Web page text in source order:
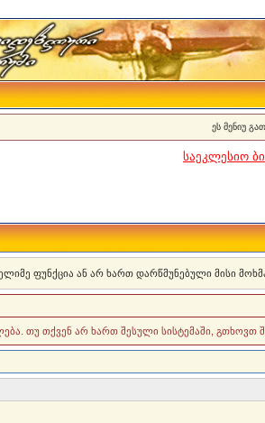
ეს მენიუ
საეკლესიო
ფუნქცია ან არ ხართ დარწმუნებული მისი
თუ თქვენ არ ხართ შესული სისტემაში, გთხოვთ